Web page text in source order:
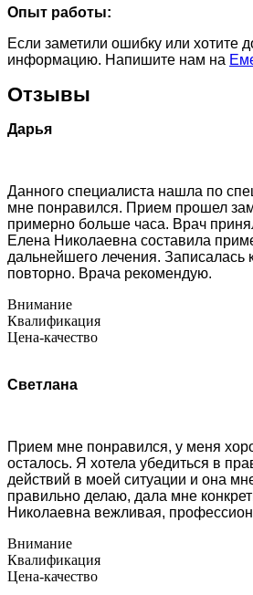
Опыт работы:
Если заметили ошибку или хотите
информацию. Напишите нам на
Отзывы
Дарья
Данного специалиста нашла по
мне понравился. Прием прошел
примерно больше часа. Врач
Елена Николаевна составила
дальнейшего лечения. Записалась
повторно. Врача рекомендую.
Внимание
Квалификация
Цена-качество
Светлана
Прием мне понравился, у меня
осталось. Я хотела убедиться в
действий в моей ситуации и она
правильно делаю, дала мне
Николаевна вежливая,
Внимание
Квалификация
Цена-качество